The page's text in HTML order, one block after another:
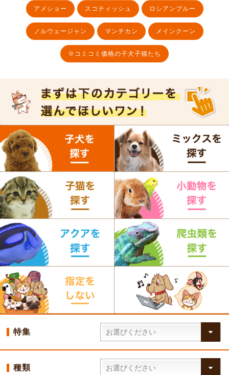
アメショー スコティッシュ ロシアンブルー
ノルウェージャン マンチカン メインクーン
※コミコミ価格の子犬子猫たち
特集
種類